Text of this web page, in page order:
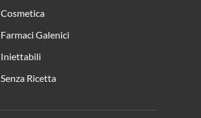
Cosmetica
Farmaci Galenici
Iniettabili
Senza Ricetta